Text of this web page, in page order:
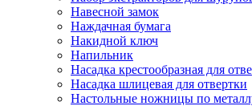
Навесной замок
Наждачная бумага
Накидной ключ
Напильник
Насадка крестообразная для
Насадка шлицевая для отвертки
Настольные ножницы по